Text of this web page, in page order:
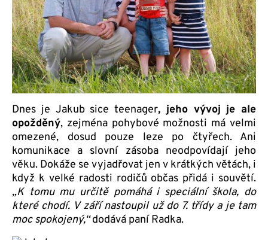
Dnes je Jakub sice teenager, jeho vývoj je ale
opožděný, zejména pohybové možnosti má velmi
omezené, dosud pouze leze po čtyřech. Ani
komunikace a slovní zásoba neodpovídají jeho
věku. Dokáže se vyjadřovat jen v krátkých větách, i
když k velké radosti rodičů občas přidá i souvětí.
„K tomu mu určitě pomáhá i speciální škola, do
které chodí. V září nastoupil už do 7. třídy a je tam
moc spokojený,“dodává paní Radka.